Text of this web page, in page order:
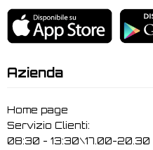
Azienda
Home page
Servizio Clienti:
08:30 - 13:30\17.00-20.30